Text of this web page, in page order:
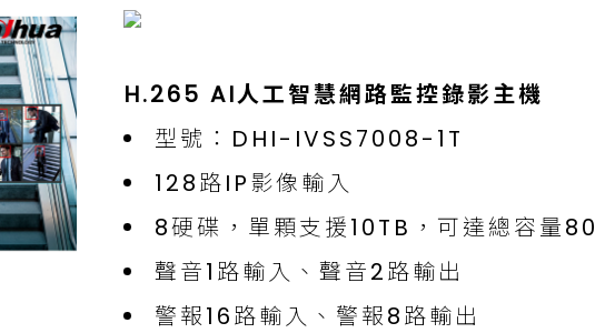
H.265 AI人工智慧網路監控錄影主機
型號：DHI-IVSS7008-1T
128路IP影像輸入
8硬碟，單顆支援10TB，可達總容量
聲音1路輸入、聲音2路輸出
警報16路輸入、警報8路輸出